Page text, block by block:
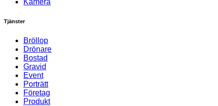
Tjänster
Bröllop
Drönare
Bostad
Gravid
Event
Porträtt
Företag
Produkt